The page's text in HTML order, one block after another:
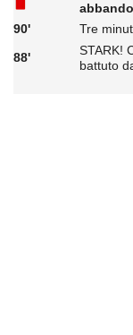
90'
Tre
88'
STARK!
battuto